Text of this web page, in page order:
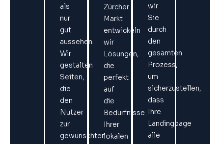
als
nur
gut
aussehen.
Wir
gestalten
Seiten,
die
den
Nutzer
zur
gewünschten
Zürcher
Markt
entwickeln
wir
Lösungen,
die
perfekt
auf
die
Bedürfnisse
Ihrer
lokalen
wir
Sie
durch
den
gesamten
Prozess,
um
sicherzustellen,
dass
Ihre
Landingpage
alle